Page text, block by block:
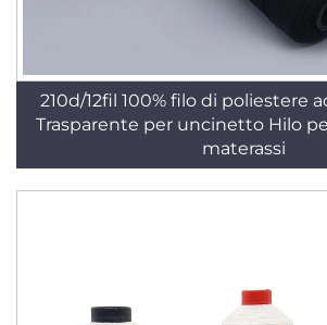
210d/12fil 100% filo di poliestere
Trasparente per uncinetto Hilo
materassi